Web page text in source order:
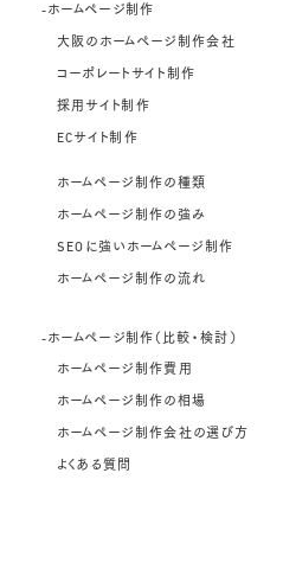
-ホームページ制作
大阪のホームページ制作会社
コーポレートサイト制作
採用サイト制作
ECサイト制作
ホームページ制作の種類
ホームページ制作の強み
SEOに強いホームページ制作
ホームページ制作の流れ
-ホームページ制作（比較・検討）
ホームページ制作費用
ホームページ制作の相場
ホームページ制作会社の選び方
よくある質問